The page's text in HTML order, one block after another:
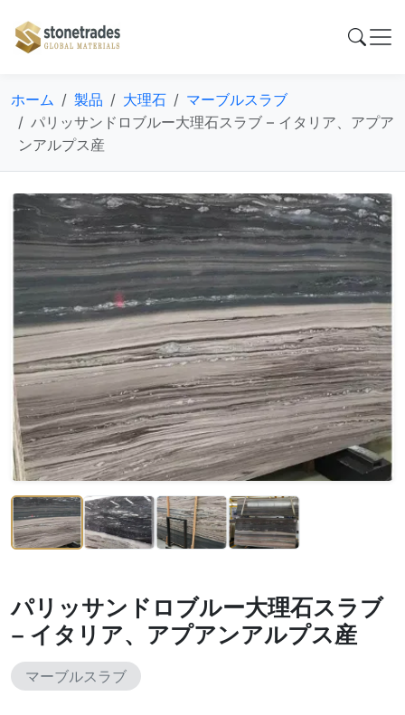
ホーム 製品 大理石
マーブルスラブ
パリッサンドロブルー大理石スラブ – イタリア、アプア
ンアルプス産
パリッサンドロブルー大理石スラブ
– イタリア、アプアンアルプス産
マーブルスラブ